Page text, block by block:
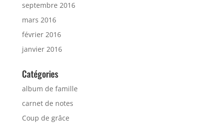
septembre 2016
mars 2016
février 2016
janvier 2016
Catégories
album de famille
carnet de notes
Coup de grâce